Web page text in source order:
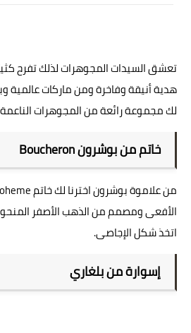
تعشق السيدات المجوهرات لذلك تفرح
هدية أنيقة وفاخرة ومن ماركات
لك مجموعة رائعة من المجوهرات
خاتم من بوشرون Boucheron
الأفعى ومصمم من الذهب الأصفر
اتخذ شكل الإجاصى.
إسوارة من بلغاري